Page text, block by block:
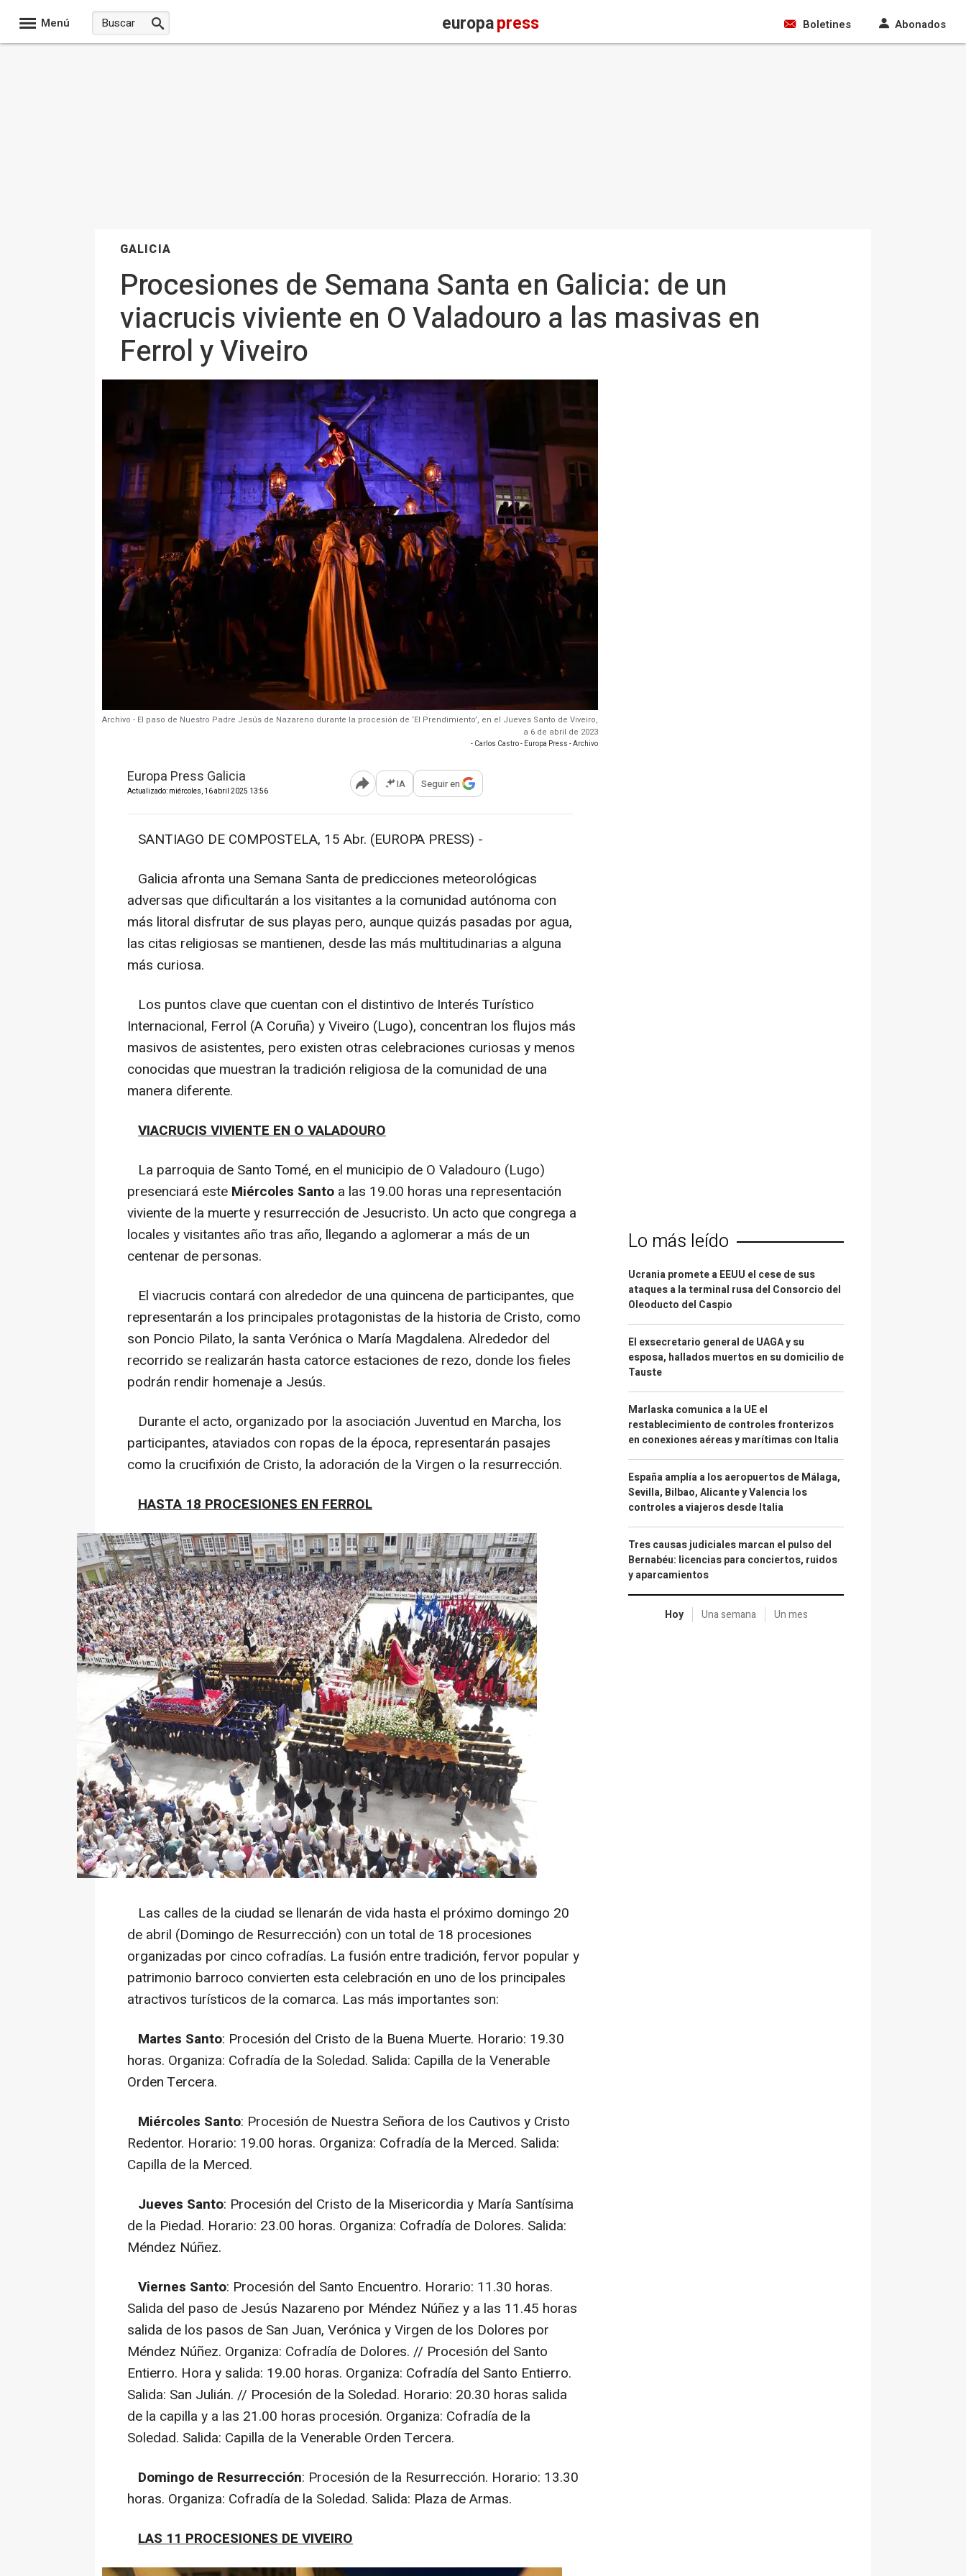
Menú europapress Boletines Abonados
GALICIA
Procesiones de Semana Santa en Galicia: de un
viacrucis viviente en O Valadouro a las masivas en
Ferrol y Viveiro
Archivo - El paso de Nuestro Padre Jesús de Nazareno durante la procesión de ‘El Prendimiento’, en el Jueves Santo de Viveiro,
a 6 de abril de 2023
- Carlos Castro - Europa Press - Archivo
Europa Press Galicia
Actualizado: miércoles, 16 abril 2025 13:56 Abrir opciones para compartir
IA Seguir en
SANTIAGO DE COMPOSTELA, 15 Abr. (EUROPA PRESS) -
Galicia afronta una Semana Santa de predicciones meteorológicas
adversas que dificultarán a los visitantes a la comunidad autónoma con
más litoral disfrutar de sus playas pero, aunque quizás pasadas por agua,
las citas religiosas se mantienen, desde las más multitudinarias a alguna
más curiosa.
Los puntos clave que cuentan con el distintivo de Interés Turístico
Internacional, Ferrol (A Coruña) y Viveiro (Lugo), concentran los flujos más
masivos de asistentes, pero existen otras celebraciones curiosas y menos
conocidas que muestran la tradición religiosa de la comunidad de una
manera diferente.
VIACRUCIS VIVIENTE EN O VALADOURO
La parroquia de Santo Tomé, en el municipio de O Valadouro (Lugo)
presenciará este Miércoles Santo a las 19.00 horas una representación
viviente de la muerte y resurrección de Jesucristo. Un acto que congrega a
locales y visitantes año tras año, llegando a aglomerar a más de un
centenar de personas.
El viacrucis contará con alrededor de una quincena de participantes, que
representarán a los principales protagonistas de la historia de Cristo, como
son Poncio Pilato, la santa Verónica o María Magdalena. Alrededor del
recorrido se realizarán hasta catorce estaciones de rezo, donde los fieles
podrán rendir homenaje a Jesús.
Durante el acto, organizado por la asociación Juventud en Marcha, los
participantes, ataviados con ropas de la época, representarán pasajes
como la crucifixión de Cristo, la adoración de la Virgen o la resurrección.
HASTA 18 PROCESIONES EN FERROL
Las calles de la ciudad se llenarán de vida hasta el próximo domingo 20
de abril (Domingo de Resurrección) con un total de 18 procesiones
organizadas por cinco cofradías. La fusión entre tradición, fervor popular y
patrimonio barroco convierten esta celebración en uno de los principales
atractivos turísticos de la comarca. Las más importantes son:
Martes Santo: Procesión del Cristo de la Buena Muerte. Horario: 19.30
horas. Organiza: Cofradía de la Soledad. Salida: Capilla de la Venerable
Orden Tercera.
Miércoles Santo: Procesión de Nuestra Señora de los Cautivos y Cristo
Redentor. Horario: 19.00 horas. Organiza: Cofradía de la Merced. Salida:
Capilla de la Merced.
Jueves Santo: Procesión del Cristo de la Misericordia y María Santísima
de la Piedad. Horario: 23.00 horas. Organiza: Cofradía de Dolores. Salida:
Méndez Núñez.
Viernes Santo: Procesión del Santo Encuentro. Horario: 11.30 horas.
Salida del paso de Jesús Nazareno por Méndez Núñez y a las 11.45 horas
salida de los pasos de San Juan, Verónica y Virgen de los Dolores por
Méndez Núñez. Organiza: Cofradía de Dolores. // Procesión del Santo
Entierro. Hora y salida: 19.00 horas. Organiza: Cofradía del Santo Entierro.
Salida: San Julián. // Procesión de la Soledad. Horario: 20.30 horas salida
de la capilla y a las 21.00 horas procesión. Organiza: Cofradía de la
Soledad. Salida: Capilla de la Venerable Orden Tercera.
Domingo de Resurrección: Procesión de la Resurrección. Horario: 13.30
horas. Organiza: Cofradía de la Soledad. Salida: Plaza de Armas.
LAS 11 PROCESIONES DE VIVEIRO
Lo más leído
Ucrania promete a EEUU el cese de sus
ataques a la terminal rusa del Consorcio del
Oleoducto del Caspio
El exsecretario general de UAGA y su
esposa, hallados muertos en su domicilio de
Tauste
Marlaska comunica a la UE el
restablecimiento de controles fronterizos
en conexiones aéreas y marítimas con Italia
España amplía a los aeropuertos de Málaga,
Sevilla, Bilbao, Alicante y Valencia los
controles a viajeros desde Italia
Tres causas judiciales marcan el pulso del
Bernabéu: licencias para conciertos, ruidos
y aparcamientos
Hoy Una semana Un mes